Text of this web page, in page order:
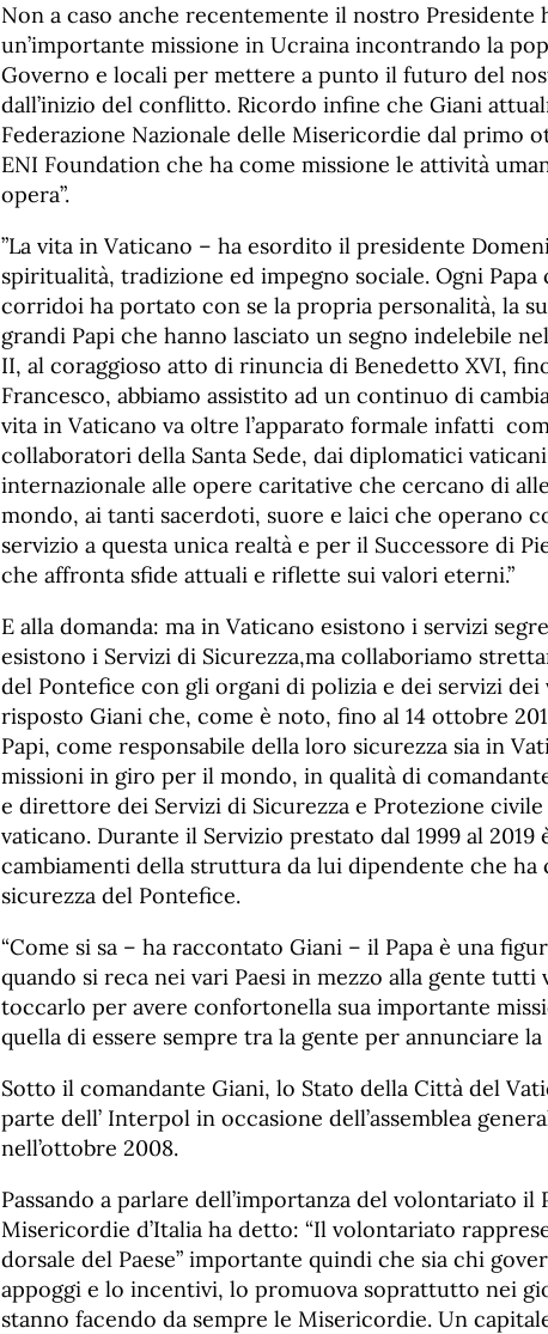
Non a caso anche recentemente il nostro Presidente
un’importante missione in Ucraina incontrando la
Governo e locali per mettere a punto il futuro del
dall’inizio del conflitto. Ricordo infine che Giani
Federazione Nazionale delle Misericordie dal primo
ENI Foundation che ha come missione le attività
opera”.
”La vita in Vaticano – ha esordito il presidente
spiritualità, tradizione ed impegno sociale. Ogni
corridoi ha portato con se la propria personalità, la
grandi Papi che hanno lasciato un segno indelebile
II, al coraggioso atto di rinuncia di Benedetto XVI,
Francesco, abbiamo assistito ad un continuo di
vita in Vaticano va oltre l’apparato formale infatti
collaboratori della Santa Sede, dai diplomatici
internazionale alle opere caritative che cercano di
mondo, ai tanti sacerdoti, suore e laici che operano
servizio a questa unica realtà e per il Successore di
che affronta sfide attuali e riflette sui valori eterni.”
E alla domanda: ma in Vaticano esistono i servizi
esistono i Servizi di Sicurezza,ma collaboriamo
del Pontefice con gli organi di polizia e dei servizi dei
risposto Giani che, come è noto, fino al 14 ottobre
Papi, come responsabile della loro sicurezza sia in
missioni in giro per il mondo, in qualità di
e direttore dei Servizi di Sicurezza e Protezione
vaticano. Durante il Servizio prestato dal 1999 al
cambiamenti della struttura da lui dipendente che ha
sicurezza del Pontefice.
“Come si sa – ha raccontato Giani – il Papa è una
quando si reca nei vari Paesi in mezzo alla gente
toccarlo per avere confortonella sua importante
quella di essere sempre tra la gente per annunciare la
Sotto il comandante Giani, lo Stato della Città del
parte dell’ Interpol in occasione dell’assemblea
nell’ottobre 2008.
Passando a parlare dell’importanza del volontariato il
Misericordie d’Italia ha detto: “Il volontariato
dorsale del Paese” importante quindi che sia chi
appoggi e lo incentivi, lo promuova soprattutto nei
stanno facendo da sempre le Misericordie. Un